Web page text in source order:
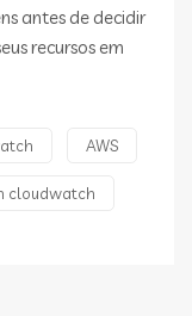
antes de decidir
recursos em
AWS
cloudwatch